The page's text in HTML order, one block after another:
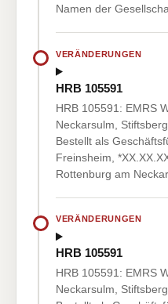
Namen der
VERÄNDERUNGEN
HRB 105591
HRB 105591: EMRS
Neckarsulm,
Bestellt als
Freinsheim,
Rottenburg am
VERÄNDERUNGEN
HRB 105591
HRB 105591: EMRS
Neckarsulm,